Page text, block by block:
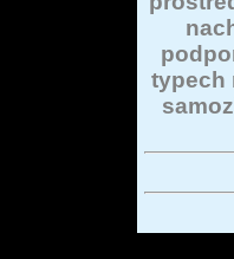
typech